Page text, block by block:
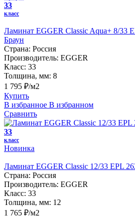
33
класс
Ламинат EGGER Classic Aqua+ 8/33
Браун
Страна: Россия
Производитель: EGGER
Класс: 33
Толщина, мм: 8
1 795 ₽/м2
Купить
В избранное В избранном
Сравнить
33
класс
Новинка
Ламинат EGGER Classic 12/33 EPL
Страна: Россия
Производитель: EGGER
Класс: 33
Толщина, мм: 12
1 765 ₽/м2